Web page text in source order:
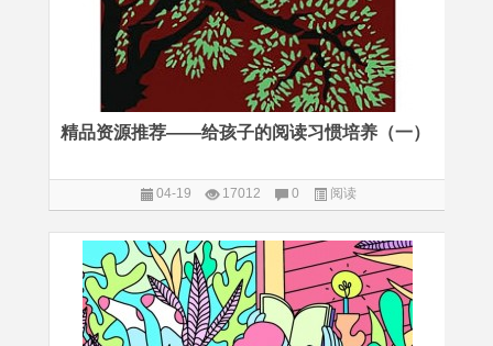
精品资源推荐——给孩子的阅读习惯培养（一）
04-19 17012 0 阅读